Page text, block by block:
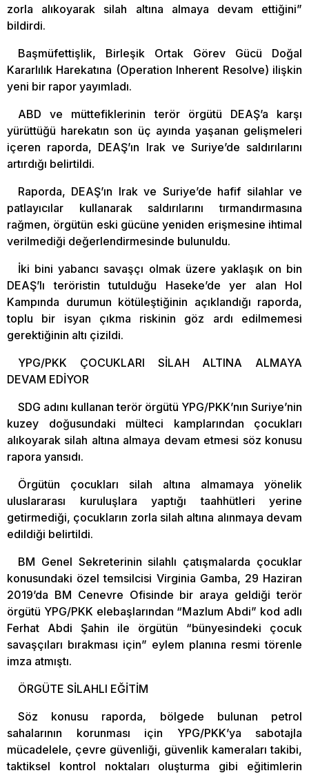
zorla alıkoyarak silah altına almaya devam ettiğini”
bildirdi.
Başmüfettişlik, Birleşik Ortak Görev Gücü Doğal
Kararlılık Harekatına (Operation Inherent Resolve) ilişkin
yeni bir rapor yayımladı.
ABD ve müttefiklerinin terör örgütü DEAŞ’a karşı
yürüttüğü harekatın son üç ayında yaşanan gelişmeleri
içeren raporda, DEAŞ’ın Irak ve Suriye’de saldırılarını
artırdığı belirtildi.
Raporda, DEAŞ’ın Irak ve Suriye’de hafif silahlar ve
patlayıcılar kullanarak saldırılarını tırmandırmasına
rağmen, örgütün eski gücüne yeniden erişmesine ihtimal
verilmediği değerlendirmesinde bulunuldu.
İki bini yabancı savaşçı olmak üzere yaklaşık on bin
DEAŞ’lı teröristin tutulduğu Haseke’de yer alan Hol
Kampında durumun kötüleştiğinin açıklandığı raporda,
toplu bir isyan çıkma riskinin göz ardı edilmemesi
gerektiğinin altı çizildi.
YPG/PKK ÇOCUKLARI SİLAH ALTINA ALMAYA
DEVAM EDİYOR
SDG adını kullanan terör örgütü YPG/PKK’nın Suriye’nin
kuzey doğusundaki mülteci kamplarından çocukları
alıkoyarak silah altına almaya devam etmesi söz konusu
rapora yansıdı.
Örgütün çocukları silah altına almamaya yönelik
uluslararası kuruluşlara yaptığı taahhütleri yerine
getirmediği, çocukların zorla silah altına alınmaya devam
edildiği belirtildi.
BM Genel Sekreterinin silahlı çatışmalarda çocuklar
konusundaki özel temsilcisi Virginia Gamba, 29 Haziran
2019’da BM Cenevre Ofisinde bir araya geldiği terör
örgütü YPG/PKK elebaşlarından “Mazlum Abdi” kod adlı
Ferhat Abdi Şahin ile örgütün “bünyesindeki çocuk
savaşçıları bırakması için” eylem planına resmi törenle
imza atmıştı.
ÖRGÜTE SİLAHLI EĞİTİM
Söz konusu raporda, bölgede bulunan petrol
sahalarının korunması için YPG/PKK’ya sabotajla
mücadelele, çevre güvenliği, güvenlik kameraları takibi,
taktiksel kontrol noktaları oluşturma gibi eğitimlerin